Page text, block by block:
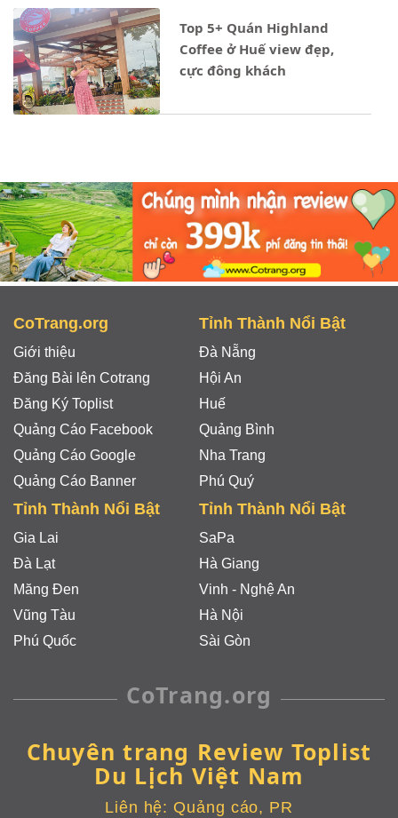
Top 5+ Quán Highland
Coffee ở Huế view đẹp,
cực đông khách
Notice: Undefined property: stdClass::$ten_loai in
CoTrang.org
Giới thiệu
Đăng Bài lên Cotrang
Đăng Ký Toplist
Quảng Cáo Facebook
Quảng Cáo Google
Quảng Cáo Banner
Tỉnh Thành Nổi Bật
Đà Nẵng
Hội An
Huế
Quảng Bình
Nha Trang
Phú Quý
Tỉnh Thành Nổi Bật
Gia Lai
Đà Lạt
Măng Đen
Vũng Tàu
Phú Quốc
Tỉnh Thành Nổi Bật
SaPa
Hà Giang
Vinh - Nghệ An
Hà Nội
Sài Gòn
CoTrang.org
Chuyên trang Review Toplist
Du Lịch Việt Nam
Liên hệ: Quảng cáo, PR